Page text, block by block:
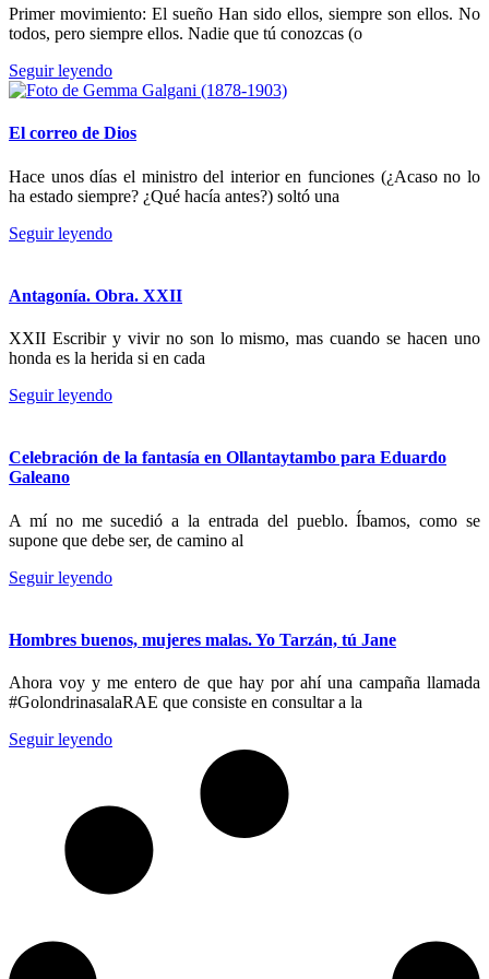
Primer movimiento: El sueño Han sido ellos, siempre son ellos. No
todos, pero siempre ellos. Nadie que tú conozcas (o
Seguir leyendo
El correo de Dios
Hace unos días el ministro del interior en funciones (¿Acaso no lo
ha estado siempre? ¿Qué hacía antes?) soltó una
Seguir leyendo
Antagonía. Obra. XXII
XXII Escribir y vivir no son lo mismo, mas cuando se hacen uno
honda es la herida si en cada
Seguir leyendo
Celebración de la fantasía en Ollantaytambo para Eduardo
Galeano
A mí no me sucedió a la entrada del pueblo. Íbamos, como se
supone que debe ser, de camino al
Seguir leyendo
Hombres buenos, mujeres malas. Yo Tarzán, tú Jane
Ahora voy y me entero de que hay por ahí una campaña llamada
#GolondrinasalaRAE que consiste en consultar a la
Seguir leyendo